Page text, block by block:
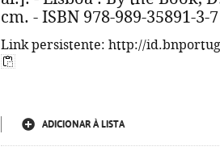
cm. - ISBN 978-989-35891-3-7
Link persistente: http://
ADICIONAR À LISTA